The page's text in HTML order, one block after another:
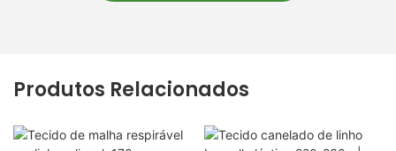
Produtos Relacionados